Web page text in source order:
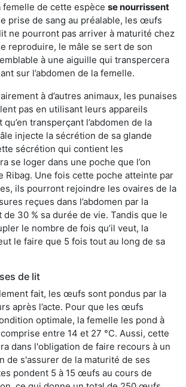
femelle de cette espèce se nourrissent
prise de sang au préalable, les œufs
ne pourront pas arriver à maturité chez
reproduire, le mâle se sert de son
à une aiguille qui transpercera
sur l’abdomen de la femelle.
à d’autres animaux, les punaises
pas en utilisant leurs appareils
qu’en transperçant l’abdomen de la
injecte la sécrétion de sa glande
sécrétion qui contient les
se loger dans une poche que l’on
Ribag. Une fois cette poche atteinte par
ils pourront rejoindre les ovaires de la
reçues dans l’abdomen par la
30 % sa durée de vie. Tandis que le
le nombre de fois qu’il veut, la
le faire que 5 fois tout au long de sa
de lit
fait, les œufs sont pondus par la
après l’acte. Pour que les œufs
optimale, la femelle les pond à
entre 14 et 27 °C. Aussi, cette
dans l'obligation de faire recours à un
de s'assurer de la maturité de ses
pondent 5 à 15 œufs au cours de